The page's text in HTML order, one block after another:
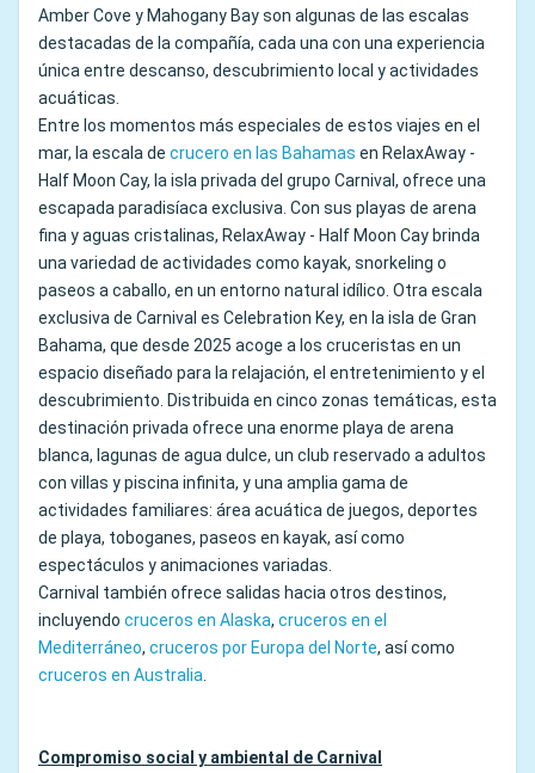
Amber Cove y Mahogany Bay son algunas de las escalas
destacadas de la compañía, cada una con una experiencia
única entre descanso, descubrimiento local y actividades
acuáticas.
Entre los momentos más especiales de estos viajes en el
mar, la escala de crucero en las Bahamas en RelaxAway -
Half Moon Cay, la isla privada del grupo Carnival, ofrece una
escapada paradisíaca exclusiva. Con sus playas de arena
fina y aguas cristalinas, RelaxAway - Half Moon Cay brinda
una variedad de actividades como kayak, snorkeling o
paseos a caballo, en un entorno natural idílico. Otra escala
exclusiva de Carnival es Celebration Key, en la isla de Gran
Bahama, que desde 2025 acoge a los cruceristas en un
espacio diseñado para la relajación, el entretenimiento y el
descubrimiento. Distribuida en cinco zonas temáticas, esta
destinación privada ofrece una enorme playa de arena
blanca, lagunas de agua dulce, un club reservado a adultos
con villas y piscina infinita, y una amplia gama de
actividades familiares: área acuática de juegos, deportes
de playa, toboganes, paseos en kayak, así como
espectáculos y animaciones variadas.
Carnival también ofrece salidas hacia otros destinos,
incluyendo cruceros en Alaska, cruceros en el
Mediterráneo, cruceros por Europa del Norte, así como
cruceros en Australia.
Compromiso social y ambiental de Carnival